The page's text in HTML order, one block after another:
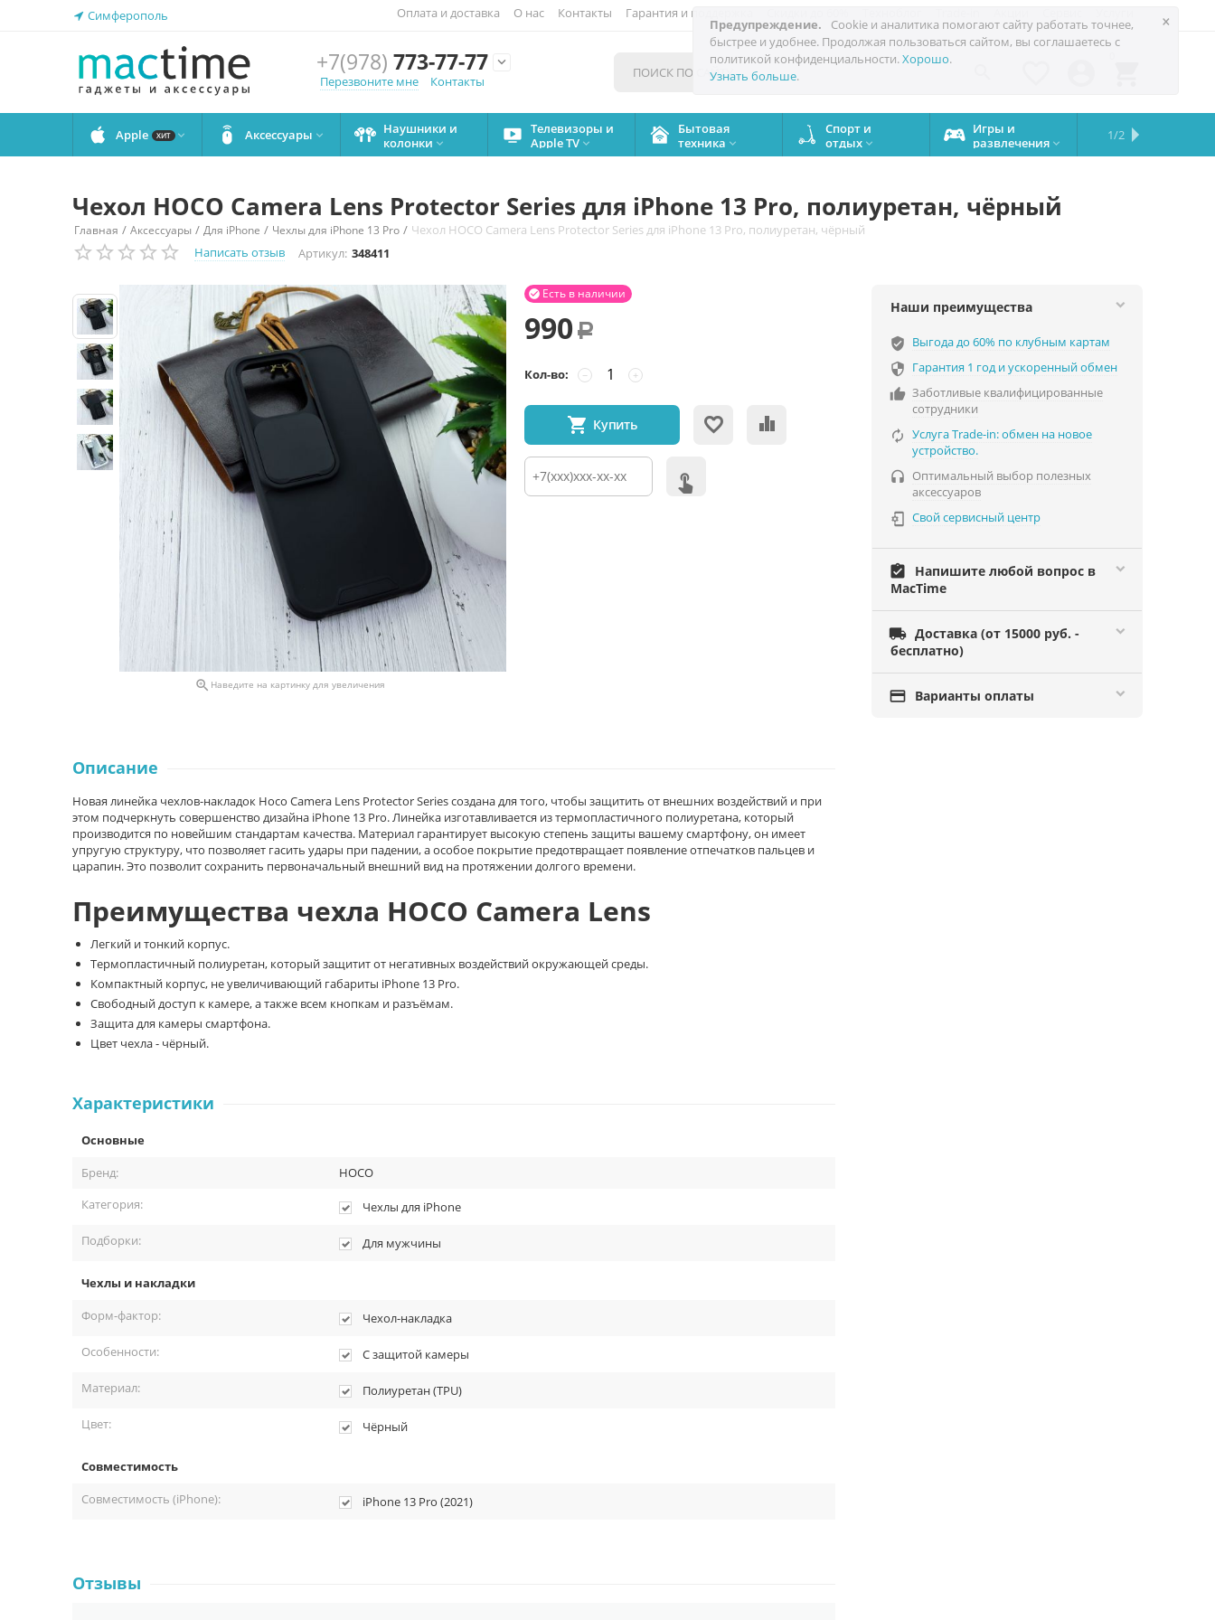
×
Предупреждение.
Cookie и аналитика помогают сайту работать точнее,
быстрее и удобнее. Продолжая пользоваться сайтом, вы соглашаетесь с
политикой конфиденциальности.Хорошо.
Узнать больше.
Симферополь Оплата и доставка О нас Контакты Гарантия и поддержка
+7(978) 773-77-77

Перезвоните мне
Контакты
Apple ХИТ  Аксессуары 
Наушники и
колонки 
Телевизоры и
Apple TV 
Бытовая
техника 
Спорт и
отдых 
Игры и
развлечения 
Сервисный
центр
Сравните
iPhone
Подарки
на все
случаи
Запчасти
Бренды
1/2
Чехол HOCO Camera Lens Protector Series для iPhone 13 Pro, полиуретан, чёрный
Главная / Аксессуары / Для iPhone / Чехлы для iPhone 13 Pro / Чехол HOCO Camera Lens Protector Series для iPhone 13 Pro, полиуретан, чёрный
Написать отзыв
Артикул: 348411
 Наведите на картинку для увеличения
Есть в наличии

990 Р
Кол-во: +
−
Купить
Наши преимущества
verified_user Выгода до 60% по клубным картам
 Гарантия 1 год и ускоренный обмен
 Заботливые квалифицированные
сотрудники
 Услуга Trade-in: обмен на новое
устройство.
 Оптимальный выбор полезных
аксессуаров
 Свой сервисный центр
assignment_turned_in
Напишите любой вопрос в
MacTime
 Доставка (от 15000 руб. -
бесплатно)
 Варианты оплаты
Описание
Новая линейка чехлов-накладок Hoco Camera Lens Protector Series создана для того, чтобы защитить от внешних воздействий и при
этом подчеркнуть совершенство дизайна iPhone 13 Pro. Линейка изготавливается из термопластичного полиуретана, который
производится по новейшим стандартам качества. Материал гарантирует высокую степень защиты вашему смартфону, он имеет
упругую структуру, что позволяет гасить удары при падении, а особое покрытие предотвращает появление отпечатков пальцев и
царапин. Это позволит сохранить первоначальный внешний вид на протяжении долгого времени.
Преимущества чехла HOCO Camera Lens
Легкий и тонкий корпус.
Термопластичный полиуретан, который защитит от негативных воздействий окружающей среды.
Компактный корпус, не увеличивающий габариты iPhone 13 Pro.
Свободный доступ к камере, а также всем кнопкам и разъёмам.
Защита для камеры смартфона.
Цвет чехла - чёрный.
Характеристики
Основные
Бренд:
HOCO
Категория:
Чехлы для iPhone
Подборки: Для мужчины
Чехлы и накладки
Форм-фактор:
Чехол-накладка
Особенности: С защитой камеры
Материал: Полиуретан (TPU)
Цвет: Чёрный
Совместимость
Совместимость (iPhone):
iPhone 13 Pro (2021)
Отзывы